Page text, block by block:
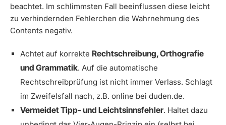
beachtet. Im schlimmsten Fall beeinflussen diese leicht
zu verhindernden Fehlerchen die Wahrnehmung des
Contents negativ.
Achtet auf korrekte Rechtschreibung, Orthografie
und Grammatik. Auf die automatische
Rechtschreibprüfung ist nicht immer Verlass. Schlagt
im Zweifelsfall nach, z.B. online bei duden.de.
Vermeidet Tipp- und Leichtsinnsfehler. Haltet dazu